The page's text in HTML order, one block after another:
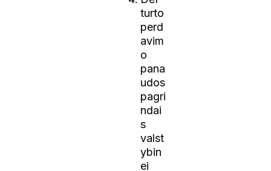
turto
perd
avim
o
pana
udos
pagri
ndai
s
valst
ybin
ei